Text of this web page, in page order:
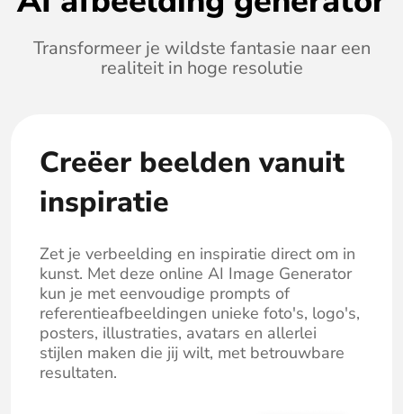
Transformeer je wildste fantasie naar een
realiteit in hoge resolutie
Creëer beelden vanuit
inspiratie
Zet je verbeelding en inspiratie direct om in
kunst. Met deze online AI Image Generator
kun je met eenvoudige prompts of
referentieafbeeldingen unieke foto's, logo's,
posters, illustraties, avatars en allerlei
stijlen maken die jij wilt, met betrouwbare
resultaten.